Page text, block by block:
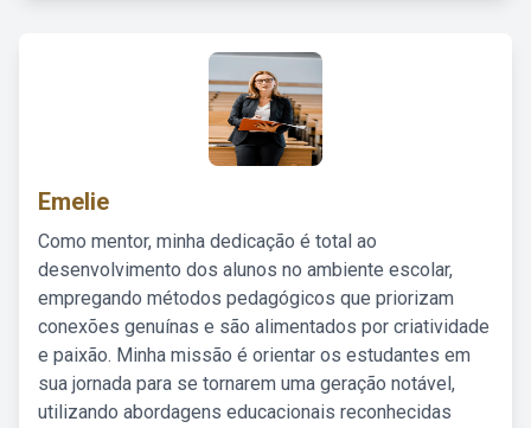
Emelie
Como mentor, minha dedicação é total ao
desenvolvimento dos alunos no ambiente escolar,
empregando métodos pedagógicos que priorizam
conexões genuínas e são alimentados por criatividade
e paixão. Minha missão é orientar os estudantes em
sua jornada para se tornarem uma geração notável,
utilizando abordagens educacionais reconhecidas